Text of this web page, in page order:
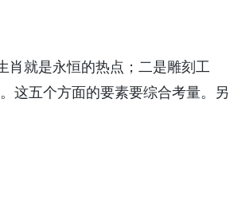
就是永恒的热点；二是雕刻工
这五个方面的要素要综合考量。另